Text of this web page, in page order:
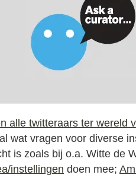
alle twitteraars ter wereld
wat vragen voor diverse
is zoals bij o.a. Witte de
instellingen doen mee;